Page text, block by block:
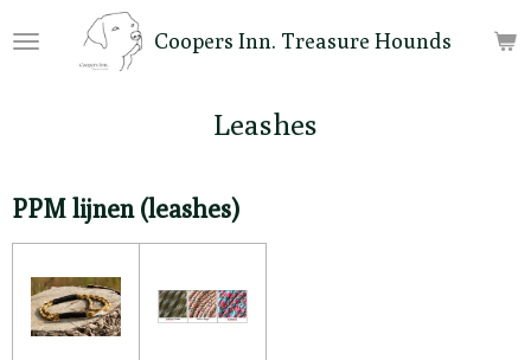
direct
Coopers Inn. Treasure Hounds
Leashes
PPM lijnen (leashes)